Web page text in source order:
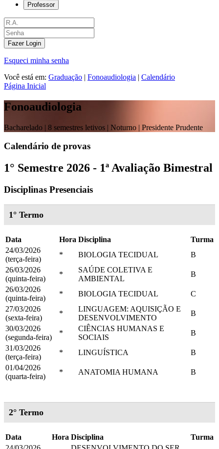
Professor
Fazer Login
Esqueci minha senha
Você está em: Graduação | Fonoaudiologia | Calendário
Página Inicial
Fonoaudiologia
Bacharelado | 8 semestres letivos | Noturno | Presidente Prudente
Calendário de provas
1° Semestre 2026 - 1ª Avaliação Bimestral
Disciplinas Presenciais
1° Termo
Data Hora Disciplina
Turma
24/03/2026
(terça-feira)
* BIOLOGIA TECIDUAL
B
26/03/2026
(quinta-feira)
*
SAÚDE COLETIVA E
AMBIENTAL
B
26/03/2026
(quinta-feira)
* BIOLOGIA TECIDUAL
C
27/03/2026
(sexta-feira)
*
LINGUAGEM: AQUISIÇÃO E
DESENVOLVIMENTO
B
30/03/2026
(segunda-feira)
*
CIÊNCIAS HUMANAS E
SOCIAIS
B
31/03/2026
(terça-feira)
* LINGUÍSTICA
B
01/04/2026
(quarta-feira)
* ANATOMIA HUMANA B
2° Termo
Data Hora Disciplina
Turma